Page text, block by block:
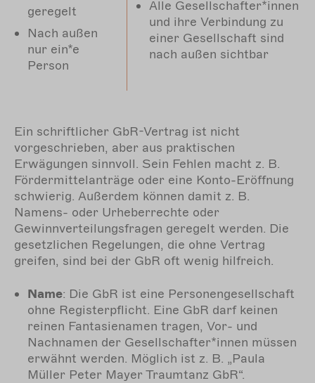
geregelt
Nach außen
nur ein*e
Person
Alle Gesellschafter*innen
und ihre Verbindung zu
einer Gesellschaft sind
nach außen sichtbar
Ein schriftlicher GbR-Vertrag ist nicht
vorgeschrieben, aber aus praktischen
Erwägungen sinnvoll. Sein Fehlen macht z. B.
Fördermittelanträge oder eine Konto-Eröffnung
schwierig. Außerdem können damit z. B.
Namens- oder Urheberrechte oder
Gewinnverteilungsfragen geregelt werden. Die
gesetzlichen Regelungen, die ohne Vertrag
greifen, sind bei der GbR oft wenig hilfreich.
Name: Die GbR ist eine Personengesellschaft
ohne Registerpflicht. Eine GbR darf keinen
reinen Fantasienamen tragen, Vor- und
Nachnamen der Gesellschafter*innen müssen
erwähnt werden. Möglich ist z. B. „Paula
Müller Peter Mayer Traumtanz GbR“.